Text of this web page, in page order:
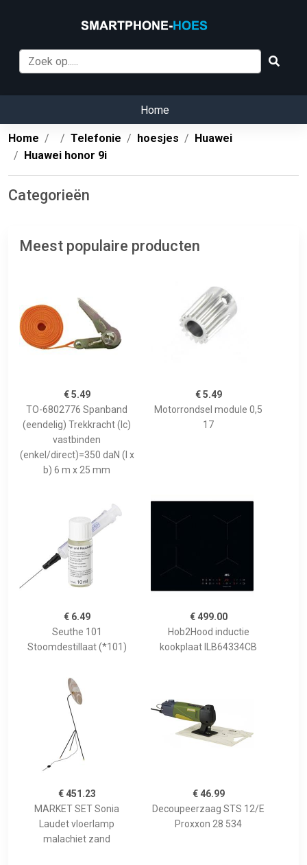
Home
Home Telefonie hoesjes
Huawei
Huawei honor 9i
Categorieën
Meest populaire producten
€ 5.49
TO-6802776 Spanband
(eendelig) Trekkracht (lc)
vastbinden
(enkel/direct)=350 daN (l x
b) 6 m x 25 mm
€ 5.49
Motorrondsel module 0,5
17
€ 6.49
Seuthe 101
Stoomdestillaat (*101)
€ 499.00
Hob2Hood inductie
kookplaat ILB64334CB
€ 451.23
MARKET SET Sonia
Laudet vloerlamp
malachiet zand
€ 46.99
Decoupeerzaag STS 12/E
Proxxon 28 534